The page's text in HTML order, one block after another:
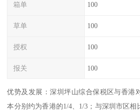
箱单 100
草单 100
授权 100
报关 100
优势及发展：深圳坪山综合保税区与香港
本分别约为香港的1/4、1/3；与深圳市区